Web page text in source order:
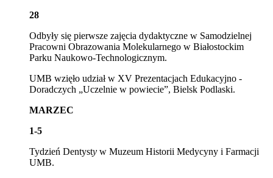
28
Odbyły się pierwsze zajęcia dydaktyczne w Samodzielnej
Pracowni Obrazowania Molekularnego w Białostockim
Parku Naukowo-Technologicznym.
UMB wzięło udział w XV Prezentacjach Edukacyjno -
Doradczych „Uczelnie w powiecie”, Bielsk Podlaski.
MARZEC
1-5
Tydzień Dentysty w Muzeum Historii Medycyny i Farmacji
UMB.